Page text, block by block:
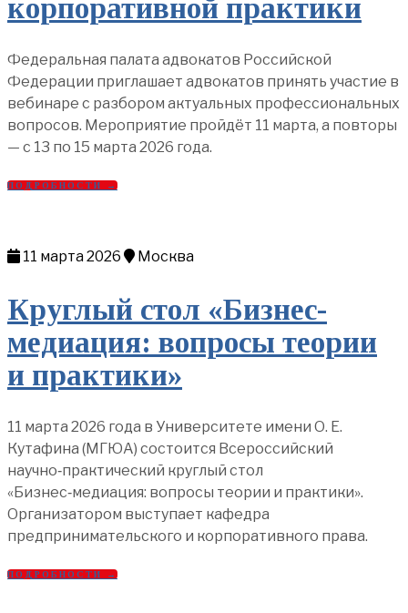
корпоративной практики
Федеральная палата адвокатов Российской
Федерации приглашает адвокатов принять участие в
вебинаре с разбором актуальных профессиональных
вопросов. Мероприятие пройдёт 11 марта, а повторы
— с 13 по 15 марта 2026 года.
ПОДРОБНОСТИ →
11 марта 2026 Москва
Круглый стол «Бизнес-
медиация: вопросы теории
и практики»
11 марта 2026 года в Университете имени О. Е.
Кутафина (МГЮА) состоится Всероссийский
научно‑практический круглый стол
«Бизнес‑медиация: вопросы теории и практики».
Организатором выступает кафедра
предпринимательского и корпоративного права.
ПОДРОБНОСТИ →